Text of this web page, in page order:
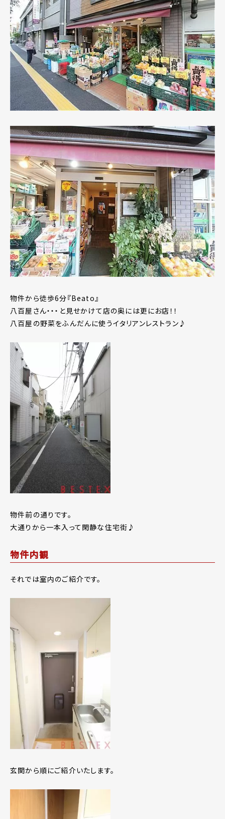
物件から徒歩6分『Beato』
八百屋さん・・・と見せかけて店の奥には更にお店！！
八百屋の野菜をふんだんに使うイタリアンレストラン♪
物件前の通りです。
大通りから一本入って閑静な住宅街♪
物件内観
それでは室内のご紹介です。
玄関から順にご紹介いたします。